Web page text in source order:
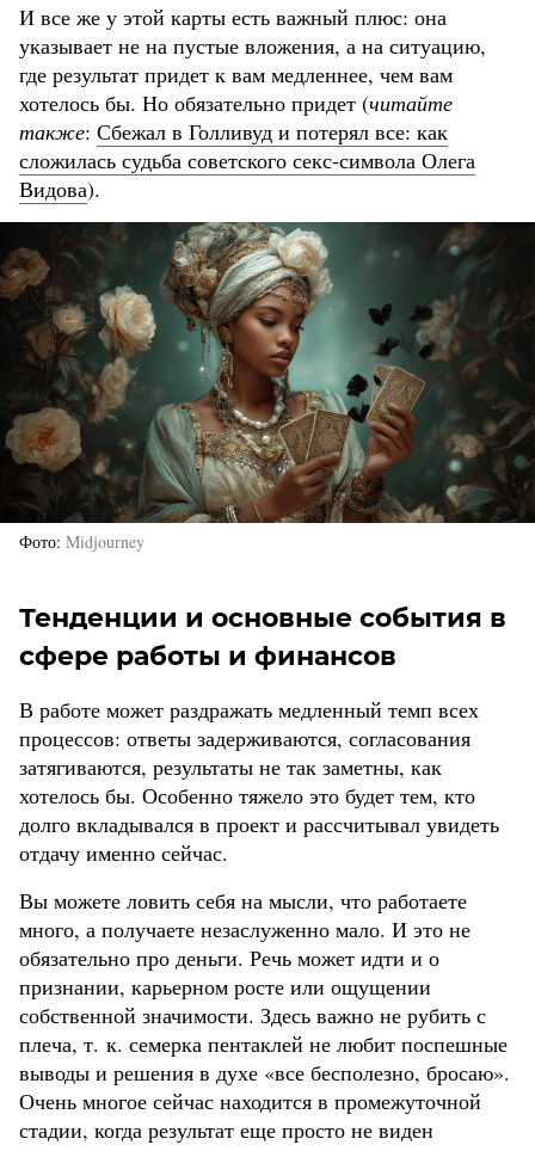
И все же у этой карты есть важный плюс: она
указывает не на пустые вложения, а на ситуацию,
где результат придет к вам медленнее, чем вам
хотелось бы. Но обязательно придет (читайте
также: Сбежал в Голливуд и потерял все: как
сложилась судьба советского секс-символа Олега
Видова).
Фото Midjourney
Тенденции и основные события в
сфере работы и финансов
В работе может раздражать медленный темп всех
процессов: ответы задерживаются, согласования
затягиваются, результаты не так заметны, как
хотелось бы. Особенно тяжело это будет тем, кто
долго вкладывался в проект и рассчитывал увидеть
отдачу именно сейчас.
Вы можете ловить себя на мысли, что работаете
много, а получаете незаслуженно мало. И это не
обязательно про деньги. Речь может идти и о
признании, карьерном росте или ощущении
собственной значимости. Здесь важно не рубить с
плеча, т. к. семерка пентаклей не любит поспешные
выводы и решения в духе «все бесполезно, бросаю».
Очень многое сейчас находится в промежуточной
стадии, когда результат еще просто не виден